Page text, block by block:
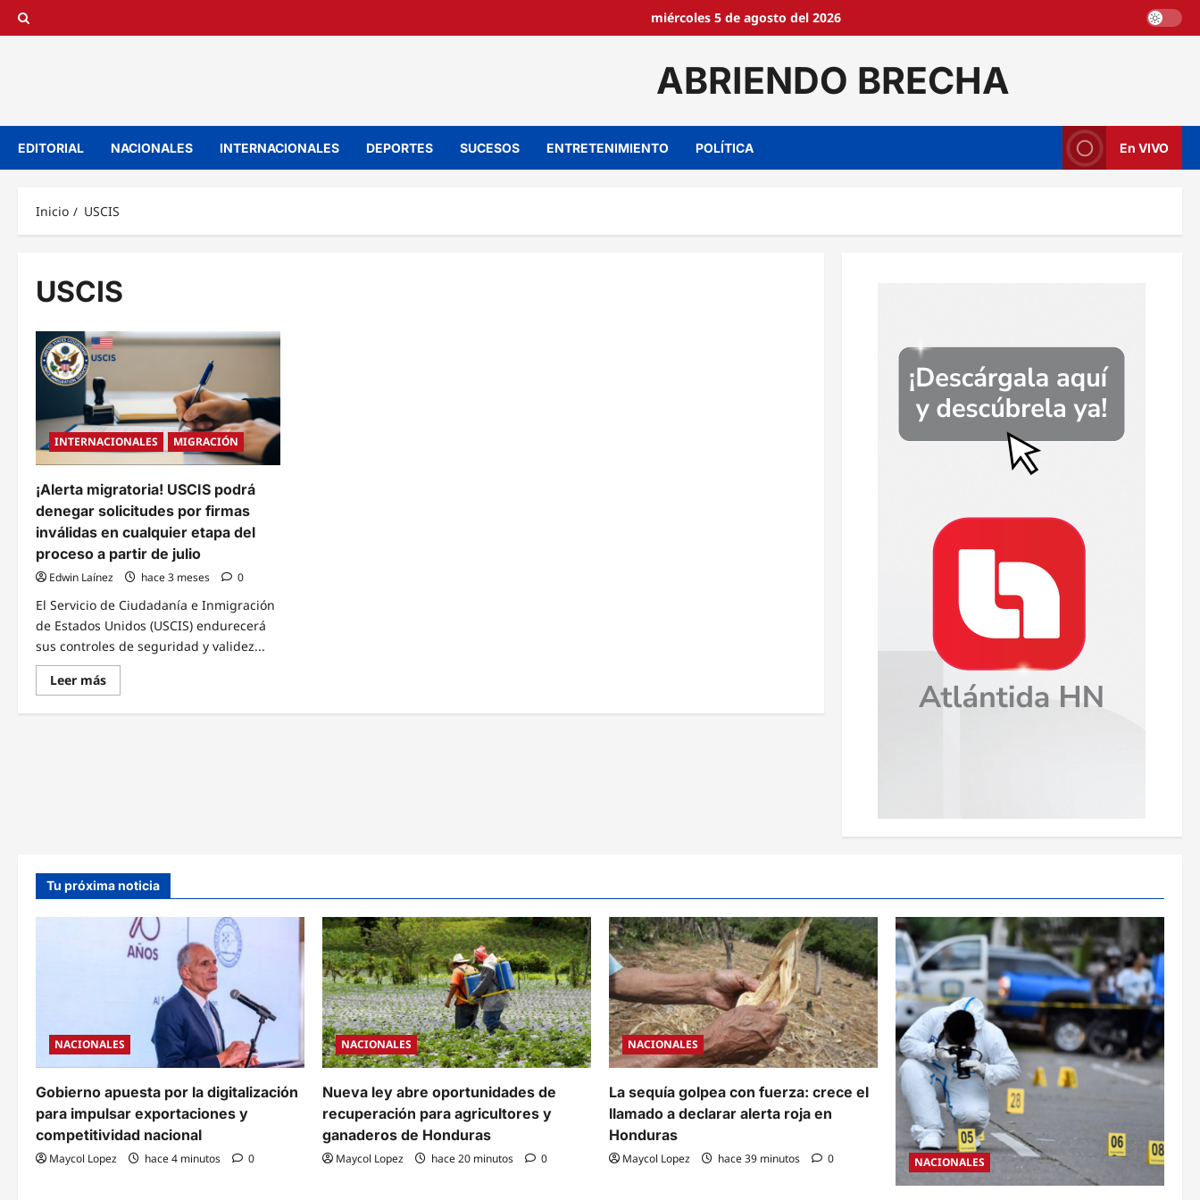
Saltar
miércoles 5 de agosto del 2026
ABRIENDO BRECHA
EDITORIAL NACIONALES INTERNACIONALES DEPORTES SUCESOS ENTRETENIMIENTO POLÍTICA En VIVO
Inicio USCIS
USCIS
INTERNACIONALES MIGRACIÓN
¡Alerta migratoria! USCIS podrá
denegar solicitudes por firmas
inválidas en cualquier etapa del
proceso a partir de julio
Edwin Laínez hace 3 meses 0
El Servicio de Ciudadanía e Inmigración
de Estados Unidos (USCIS) endurecerá
sus controles de seguridad y validez...
Leer másRead
more
¡Alerta
proceso
a
partir
de
julio
Tu próxima noticia
NACIONALES
Gobierno apuesta por la digitalización
para impulsar exportaciones y
competitividad nacional
Maycol Lopez hace 4 minutos 0
NACIONALES
Nueva ley abre oportunidades de
recuperación para agricultores y
ganaderos de Honduras
Maycol Lopez hace 20 minutos 0
NACIONALES
La sequía golpea con fuerza: crece el
llamado a declarar alerta roja en
Honduras
Maycol Lopez hace 39 minutos 0 NACIONALES